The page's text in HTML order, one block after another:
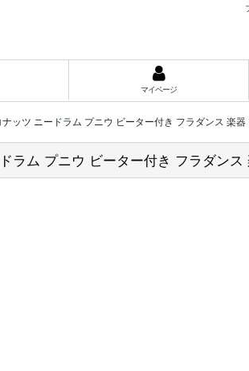
マイページ
ナッツ ニードラム プニウ ビーター付き フラダンス 楽器
ラム プニウ ビーター付き フラダンス